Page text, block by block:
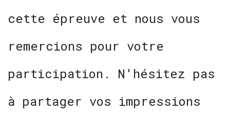
cette épreuve et nous vous
remercions pour votre
participation. N'hésitez pas
à partager vos impressions